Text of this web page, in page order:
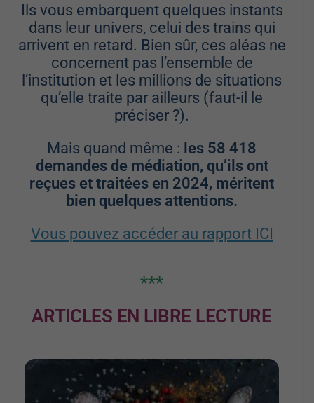
Ils vous embarquent quelques instants
dans leur univers, celui des trains qui
arrivent en retard. Bien sûr, ces aléas ne
concernent pas l’ensemble de
l’institution et les millions de situations
qu’elle traite par ailleurs (faut-il le
préciser ?).
Mais quand même : les 58 418
demandes de médiation, qu’ils ont
reçues et traitées en 2024, méritent
bien quelques attentions.
Vous pouvez accéder au rapport ICI
***
ARTICLES EN LIBRE LECTURE